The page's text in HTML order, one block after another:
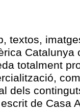
textos,
Catalunya
totalment
dels
de Casa